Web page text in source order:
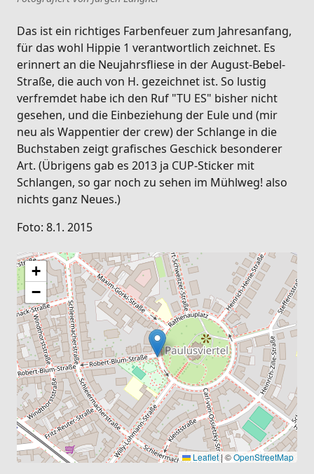
Das ist ein richtiges Farbenfeuer zum Jahresanfang,
für das wohl Hippie 1 verantwortlich zeichnet. Es
erinnert an die Neujahrsfliese in der August-Bebel-
Straße, die auch von H. gezeichnet ist. So lustig
verfremdet habe ich den Ruf "TU ES" bisher nicht
gesehen, und die Einbeziehung der Eule und (mir
neu als Wappentier der crew) der Schlange in die
Buchstaben zeigt grafisches Geschick besonderer
Art. (Übrigens gab es 2013 ja CUP-Sticker mit
Schlangen, so gar noch zu sehen im Mühlweg! also
nichts ganz Neues.)
Foto: 8.1. 2015
+
−
Leaflet|©OpenStreetMap